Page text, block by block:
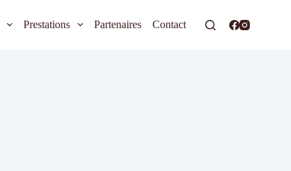
Prestations Partenaires Contact